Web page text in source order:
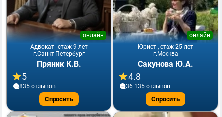
Адвокат , стаж 9 лет
онлайн
г.Санкт-Петербург
Пряник К.В.
5
835 отзывов
Спросить
Юрист , стаж 25 лет
онлайн
г.Москва
Сакунова Ю.А.
4.8
36 135 отзывов
Спросить